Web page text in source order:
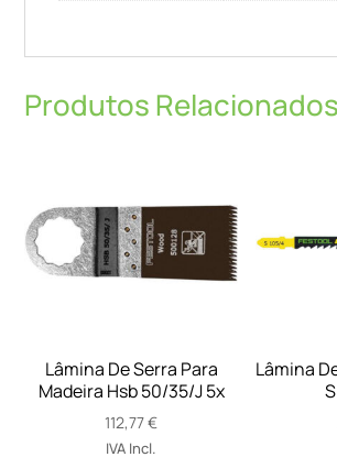
Produtos Relacionados
Lâmina De Serra Para
Madeira Hsb 50/35/J 5x
112,77€
IVA Incl.
Lâmina